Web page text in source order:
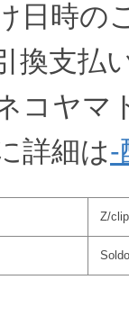
日時の
換支払
コヤマ
詳細は-
Z/